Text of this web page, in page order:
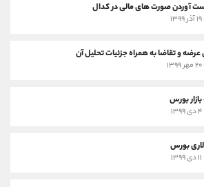
آوردن صورت های مالی در کدال
و تقاضا به همراه جزئیات تحلیل آن
بورس
بورس